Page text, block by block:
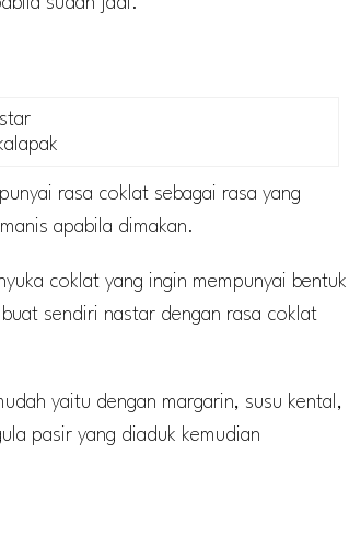
rasa coklat sebagai rasa yang
apabila dimakan.
coklat yang ingin mempunyai bentuk
sendiri nastar dengan rasa coklat
yaitu dengan margarin, susu kental,
pasir yang diaduk kemudian